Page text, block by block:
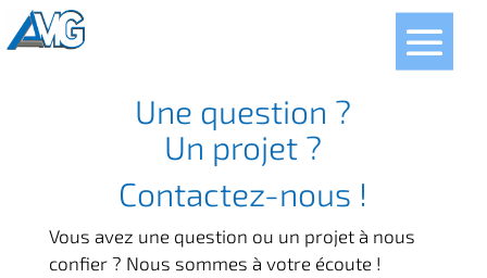
Une question ?
Un projet ?
Contactez-nous !
Vous avez une question ou un projet à nous
confier ? Nous sommes à votre écoute !